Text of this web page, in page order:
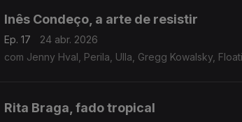
Inês Condeço, a arte de resistir
Ep. 17
24 abr. 2026
com Jenny Hval, Perila, Ulla, Gregg Kowalsky,
Rita Braga, fado tropical